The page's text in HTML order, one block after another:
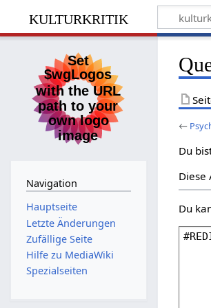
kulturkritik
←
Du
Diese
Du
Navigation
Hauptseite
Letzte Änderungen
Zufällige Seite
Hilfe zu MediaWiki
Spezialseiten